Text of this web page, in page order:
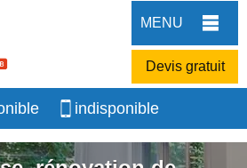
MENU
Devis gratuit
indisponible